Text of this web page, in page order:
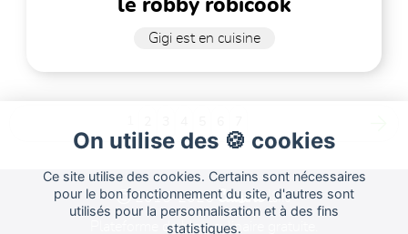
le robby robicook
Gigi est en cuisine
On utilise des 🍪 cookies
Ce site utilise des cookies. Certains sont nécessaires
pour le bon fonctionnement du site, d'autres sont
utilisés pour la personnalisation et à des fins
statistiques.
2015-2026CuisineLand
Plateforme de blog culinaire gratuite.